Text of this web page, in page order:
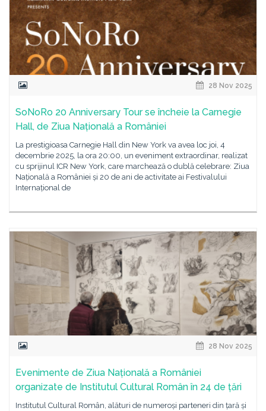
28 Nov 2025
SoNoRo 20 Anniversary Tour se încheie la Carnegie
Hall, de Ziua Națională a României
La prestigioasa Carnegie Hall din New York va avea loc joi, 4
decembrie 2025, la ora 20:00, un eveniment extraordinar, realizat
cu sprijinul ICR New York, care marchează o dublă celebrare: Ziua
Națională a României și 20 de ani de activitate ai Festivalului
Internațional de
28 Nov 2025
Evenimente de Ziua Națională a României
organizate de Institutul Cultural Român în 24 de țări
Institutul Cultural Român, alături de numeroși parteneri din țară și